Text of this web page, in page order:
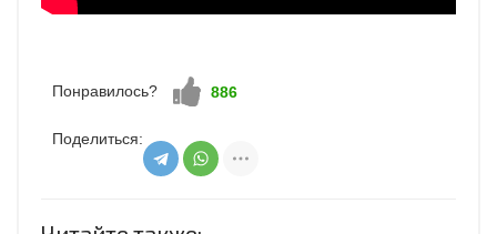
Понравилось? Нравится!
886
Поделиться: